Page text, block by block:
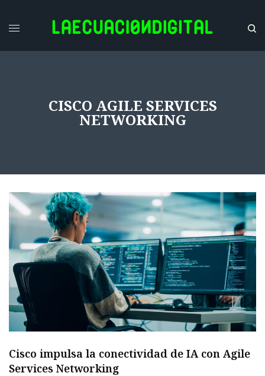
CISCO AGILE SERVICES
NETWORKING
Cisco impulsa la conectividad de IA con Agile
Services Networking